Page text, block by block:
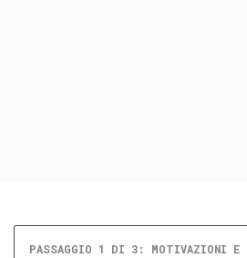
PASSAGGIO 1 DI 3: MOTIVAZIONI E